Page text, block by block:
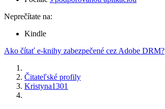
Neprečítate na:
Kindle
Ako čítať e-knihy zabezpečené cez Adobe DRM?
Čitateľské profily
Kristyna1301